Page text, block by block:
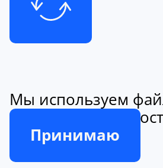
Мы используем
Принимаю